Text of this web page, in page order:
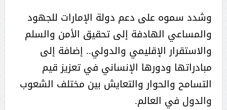
وشدد سموه على دعم دولة الإمارات للجهود
والمساعي الهادفة إلى تحقيق الأمن والسلم
والاستقرار الإقليمي والدولي.. إضافة إلى
مبادراتها ودورها الإنساني في تعزيز قيم
التسامح والحوار والتعايش بين مختلف الشعوب
والدول في العالم.